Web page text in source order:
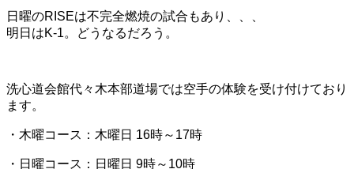
日曜のRISEは不完全燃焼の試合もあり、、、
明日はK-1。どうなるだろう。
洗心道会館代々木本部道場では空手の体験を受け付けており
ます。
・木曜コース：木曜日 16時～17時
・日曜コース：日曜日 9時～10時